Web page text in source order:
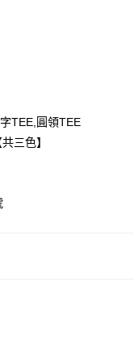
後才付款」的支付方式。 讓
TEE,圓領TEE
三色】